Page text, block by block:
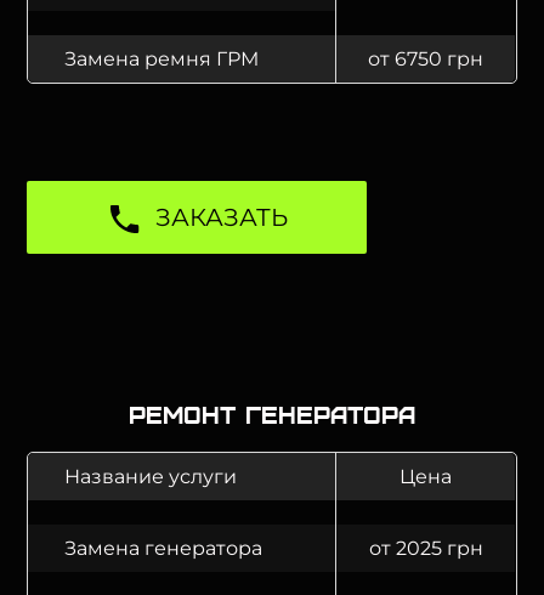
Замена ремня ГРМ от 6750 грн
ЗАКАЗАТЬ
Ремонт генератора
Название услуги Цена
Замена генератора от 2025 грн